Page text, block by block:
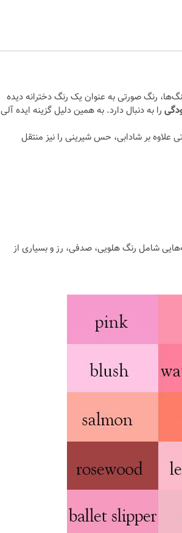
رنگ صورتی به عنوان یک رنگ دخترانه دیده
را به دنبال دارد. به همین دلیل گزینه ایده آلی
بر شادابی، حس شیرینی را نیز منتقل
شامل رنگ هلویی، صدفی، رز و بسیاری از